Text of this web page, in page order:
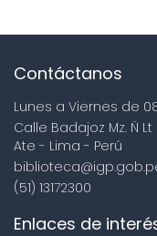
Contáctanos
Lunes a Viernes de
Calle Badajoz Mz. Ñ
Ate - Lima - Perú
(51) 13172300
Enlaces de